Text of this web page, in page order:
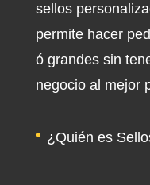
sellos
permite hacer
ó grandes sin
negocio al mejor
¿Quién es